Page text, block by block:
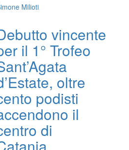
Milioti
vincente
il 1° Trofeo
oltre
podisti
il
di